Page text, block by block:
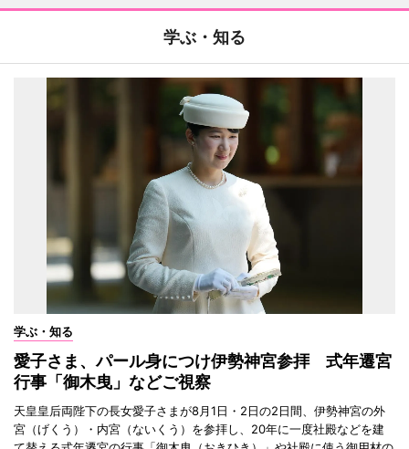
学ぶ・知る
学ぶ・知る
愛子さま、パール身につけ伊勢神宮参拝 式年遷宮
行事「御木曳」などご視察
天皇皇后両陛下の長女愛子さまが8月1日・2日の2日間、伊勢神宮の外
宮（げくう）・内宮（ないくう）を参拝し、20年に一度社殿などを建